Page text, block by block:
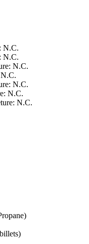
N.C.
N.C.
N.C.
N.C.
N.C.
N.C.